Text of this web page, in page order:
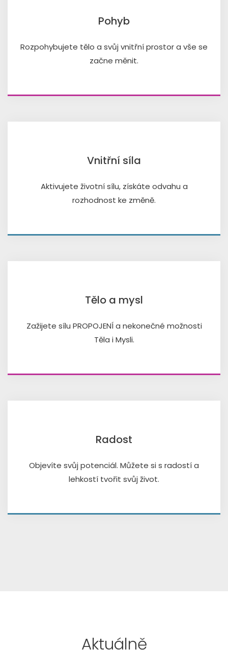
Pohyb
Rozpohybujete tělo a svůj vnitřní prostor a vše se
začne měnit.
Vnitřní síla
Aktivujete životní sílu, získáte odvahu a
rozhodnost ke změně.
Tělo a mysl
Zažijete sílu PROPOJENÍ a nekonečné možnosti
Těla i Mysli.
Radost
Objevíte svůj potenciál. Můžete si s radostí a
lehkostí tvořit svůj život.
Aktuálně